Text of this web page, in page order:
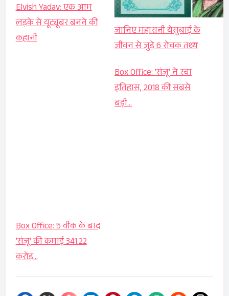
Elvish Yadav: एक आम
लड़के से यूट्यूबर बनने की
कहानी
जानिए महारानी येसुबाई के
जीवन से जुड़े 6 रोचक तथ्य
Box Office: 5 वीक के बाद
'संजू' की कमाई 341.22
करोड़…
Box Office: 'संजू' ने रचा
इतिहास, 2018 की सबसे
बड़ी…